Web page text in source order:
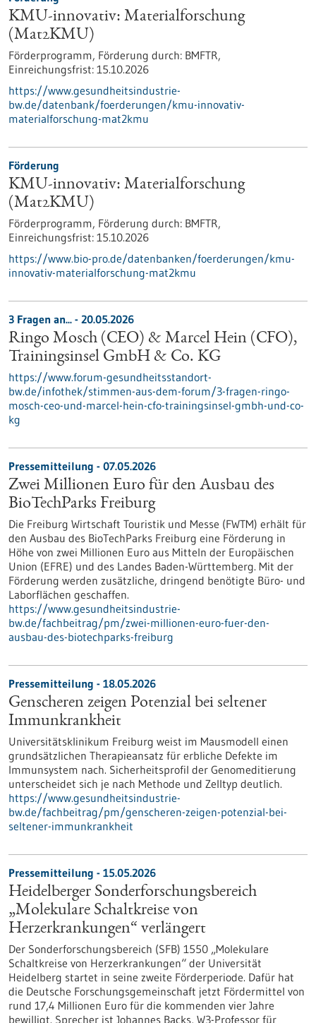
KMU-innovativ: Materialforschung
(Mat2KMU)
Förderprogramm, Förderung durch: BMFTR,
Einreichungsfrist: 15.10.2026
https://www.gesundheitsindustrie-
bw.de/datenbank/foerderungen/kmu-innovativ-
materialforschung-mat2kmu
Förderung
KMU-innovativ: Materialforschung
(Mat2KMU)
Förderprogramm, Förderung durch: BMFTR,
Einreichungsfrist: 15.10.2026
https://www.bio-pro.de/datenbanken/foerderungen/kmu-
innovativ-materialforschung-mat2kmu
3 Fragen an... - 20.05.2026
Ringo Mosch (CEO) & Marcel Hein (CFO),
Trainingsinsel GmbH & Co. KG
https://www.forum-gesundheitsstandort-
bw.de/infothek/stimmen-aus-dem-forum/3-fragen-ringo-
mosch-ceo-und-marcel-hein-cfo-trainingsinsel-gmbh-und-co-
kg
Pressemitteilung - 07.05.2026
Zwei Millionen Euro für den Ausbau des
BioTechParks Freiburg
Die Freiburg Wirtschaft Touristik und Messe (FWTM) erhält für
den Ausbau des BioTechParks Freiburg eine Förderung in
Höhe von zwei Millionen Euro aus Mitteln der Europäischen
Union (EFRE) und des Landes Baden-Württemberg. Mit der
Förderung werden zusätzliche, dringend benötigte Büro- und
Laborflächen geschaffen.
https://www.gesundheitsindustrie-
bw.de/fachbeitrag/pm/zwei-millionen-euro-fuer-den-
ausbau-des-biotechparks-freiburg
Pressemitteilung - 18.05.2026
Genscheren zeigen Potenzial bei seltener
Immunkrankheit
Universitätsklinikum Freiburg weist im Mausmodell einen
grundsätzlichen Therapieansatz für erbliche Defekte im
Immunsystem nach. Sicherheitsprofil der Genomeditierung
unterscheidet sich je nach Methode und Zelltyp deutlich.
https://www.gesundheitsindustrie-
bw.de/fachbeitrag/pm/genscheren-zeigen-potenzial-bei-
seltener-immunkrankheit
Pressemitteilung - 15.05.2026
Heidelberger Sonderforschungsbereich
„Molekulare Schaltkreise von
Herzerkrankungen“ verlängert
Der Sonderforschungsbereich (SFB) 1550 „Molekulare
Schaltkreise von Herzerkrankungen“ der Universität
Heidelberg startet in seine zweite Förderperiode. Dafür hat
die Deutsche Forschungsgemeinschaft jetzt Fördermittel von
rund 17,4 Millionen Euro für die kommenden vier Jahre
bewilligt. Sprecher ist Johannes Backs, W3-Professor für